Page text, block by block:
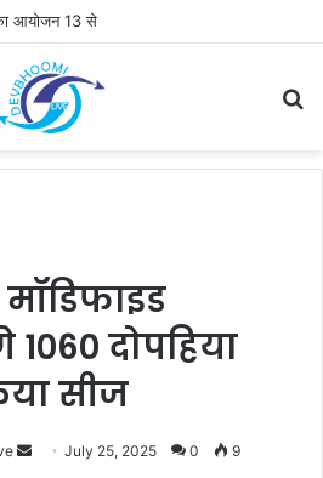
आयोजन 13 से
दोपहिया
सीज
SendJuly 25, 2025 0 9